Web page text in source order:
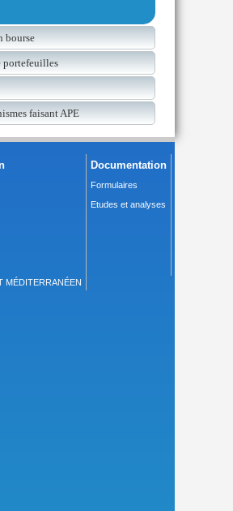
bourse
portefeuilles
faisant APE
MÉDITERRANÉEN
Documentation
Formulaires
Etudes et analyses